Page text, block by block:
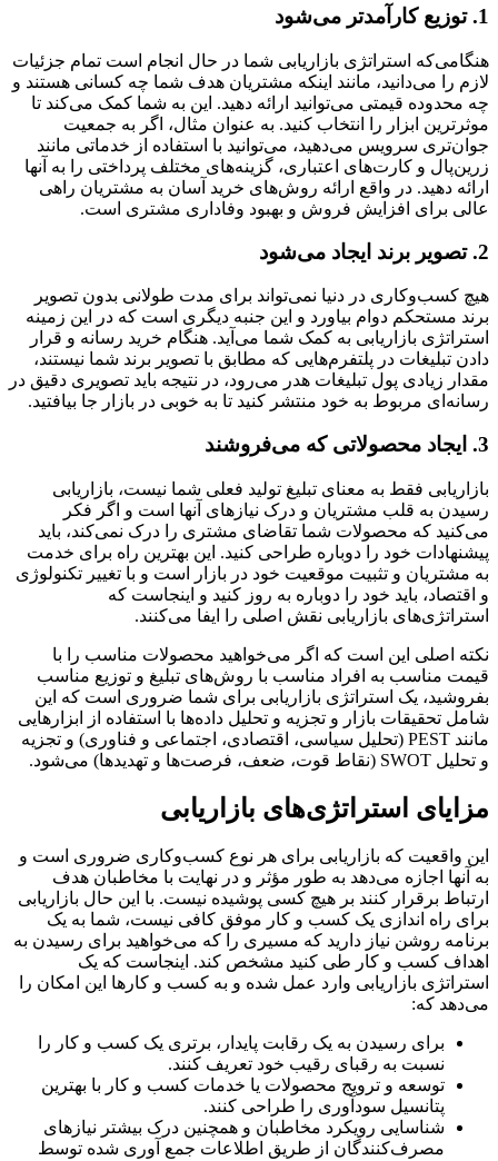
1. توزیع کارآمدتر می‌شود
هنگامی‌که استراتژی بازاریابی شما در حال انجام است تمام جزئیات
لازم را می‌دانید، مانند اینکه مشتریان هدف شما چه کسانی هستند و
چه محدوده قیمتی می‌توانید ارائه دهید. این به شما کمک می‌کند تا
موثرترین ابزار را انتخاب کنید. به عنوان مثال، اگر به جمعیت
جوان‌تری سرویس می‌دهید، می‌توانید با استفاده از خدماتی مانند
زرین‌پال و کارت‌های اعتباری، گزینه‌های مختلف پرداختی را به آنها
ارائه دهید. در واقع ارائه روش‌های خرید آسان به مشتریان راهی
عالی برای افزایش فروش و بهبود وفاداری مشتری است.
2. تصویر برند ایجاد می‌شود
هیچ کسب‌وکاری در دنیا نمی‌تواند برای مدت طولانی بدون تصویر
برند مستحکم دوام بیاورد و این جنبه دیگری است که در این زمینه
استراتژی بازاریابی به کمک شما می‌آید. هنگام خرید رسانه و قرار
دادن تبلیغات در پلتفرم‌هایی که مطابق با تصویر برند شما نیستند،
مقدار زیادی پول تبلیغات هدر می‌رود، در نتیجه باید تصویری دقیق در
رسانه‌ای مربوط به خود منتشر کنید تا به خوبی در بازار جا بیافتید.
3. ایجاد محصولاتی که می‌فروشند
بازاریابی فقط به معنای تبلیغ تولید فعلی شما نیست، بازاریابی
رسیدن به قلب مشتریان و درک نیازهای آنها است و اگر فکر
می‌کنید که محصولات شما تقاضای مشتری را درک نمی‌کند، باید
پیشنهادات خود را دوباره طراحی کنید. این بهترین راه برای خدمت
به مشتریان و تثبیت موقعیت خود در بازار است و با تغییر تکنولوژی
و اقتصاد، باید خود را دوباره به روز کنید و اینجاست که
استراتژی‌های بازاریابی نقش اصلی را ایفا می‌کنند.
نکته اصلی این است که اگر می‌خواهید محصولات مناسب را با
قیمت مناسب به افراد مناسب با روش‌های تبلیغ و توزیع مناسب
بفروشید، یک استراتژی بازاریابی برای شما ضروری است که این
شامل تحقیقات بازار و تجزیه و تحلیل داده‌ها با استفاده از ابزارهایی
مانند PEST (تحلیل سیاسی، اقتصادی، اجتماعی و فناوری) و تجزیه
و تحلیل SWOT (نقاط قوت، ضعف، فرصت‌ها و تهدیدها) می‌شود.
مزایای استراتژی‌های بازاریابی
این واقعیت که بازاریابی برای هر نوع کسب‌وکاری ضروری است و
به آنها اجازه می‌دهد به طور مؤثر و در نهایت با مخاطبان هدف
ارتباط برقرار کنند بر هیچ کسی پوشیده نیست. با این حال بازاریابی
برای راه اندازی یک کسب و کار موفق کافی نیست، شما به یک
برنامه روشن نیاز دارید که مسیری را که می‌خواهید برای رسیدن به
اهداف کسب و کار طی کنید مشخص کند. اینجاست که یک
استراتژی بازاریابی وارد عمل شده و به کسب و کارها این امکان را
می‌دهد که:
برای رسیدن به یک رقابت پایدار، برتری یک کسب و کار را
نسبت به رقبای رقیب خود تعریف کنند.
توسعه و ترویج محصولات یا خدمات کسب و کار با بهترین
پتانسیل سودآوری را طراحی کنند.
شناسایی رویکرد مخاطبان و همچنین درک بیشتر نیازهای
مصرف‌کنندگان از طریق اطلاعات جمع آوری شده توسط